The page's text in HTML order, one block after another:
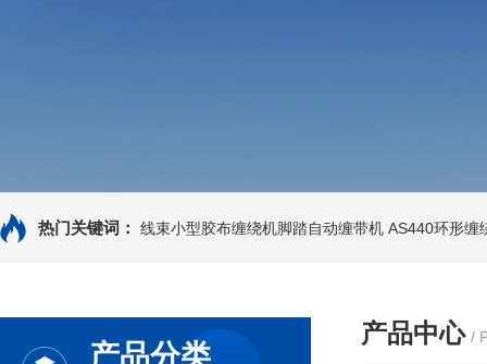
热门关键词： 线束小型胶布缠绕机脚踏自动缠带机 AS440环形缠
产品分类
产品中心 /